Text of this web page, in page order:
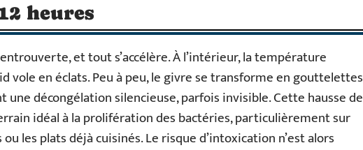
heures
et tout s’accélère. À l’intérieur, la température
vole en éclats. Peu à peu, le givre se transforme en gouttelettes
une décongélation silencieuse, parfois invisible. Cette hausse de
idéal à la prolifération des bactéries, particulièrement sur
les plats déjà cuisinés. Le risque d’intoxication n’est alors